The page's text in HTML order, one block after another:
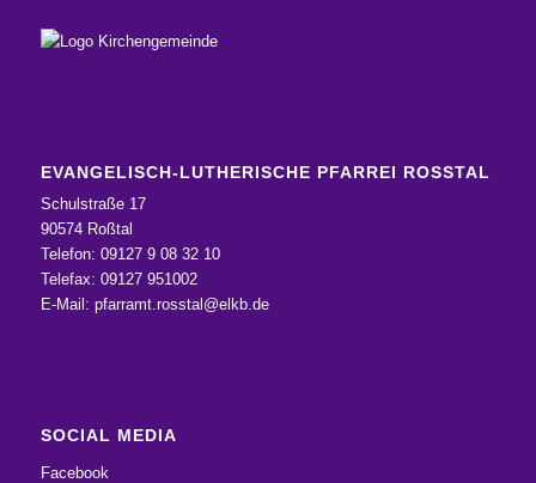
EVANGELISCH-LUTHERISCHE PFARREI ROSSTAL
Schulstraße 17
90574 Roßtal
Telefon: 09127 9 08 32 10
Telefax: 09127 951002
E-Mail: pfarramt.rosstal@elkb.de
SOCIAL MEDIA
Facebook